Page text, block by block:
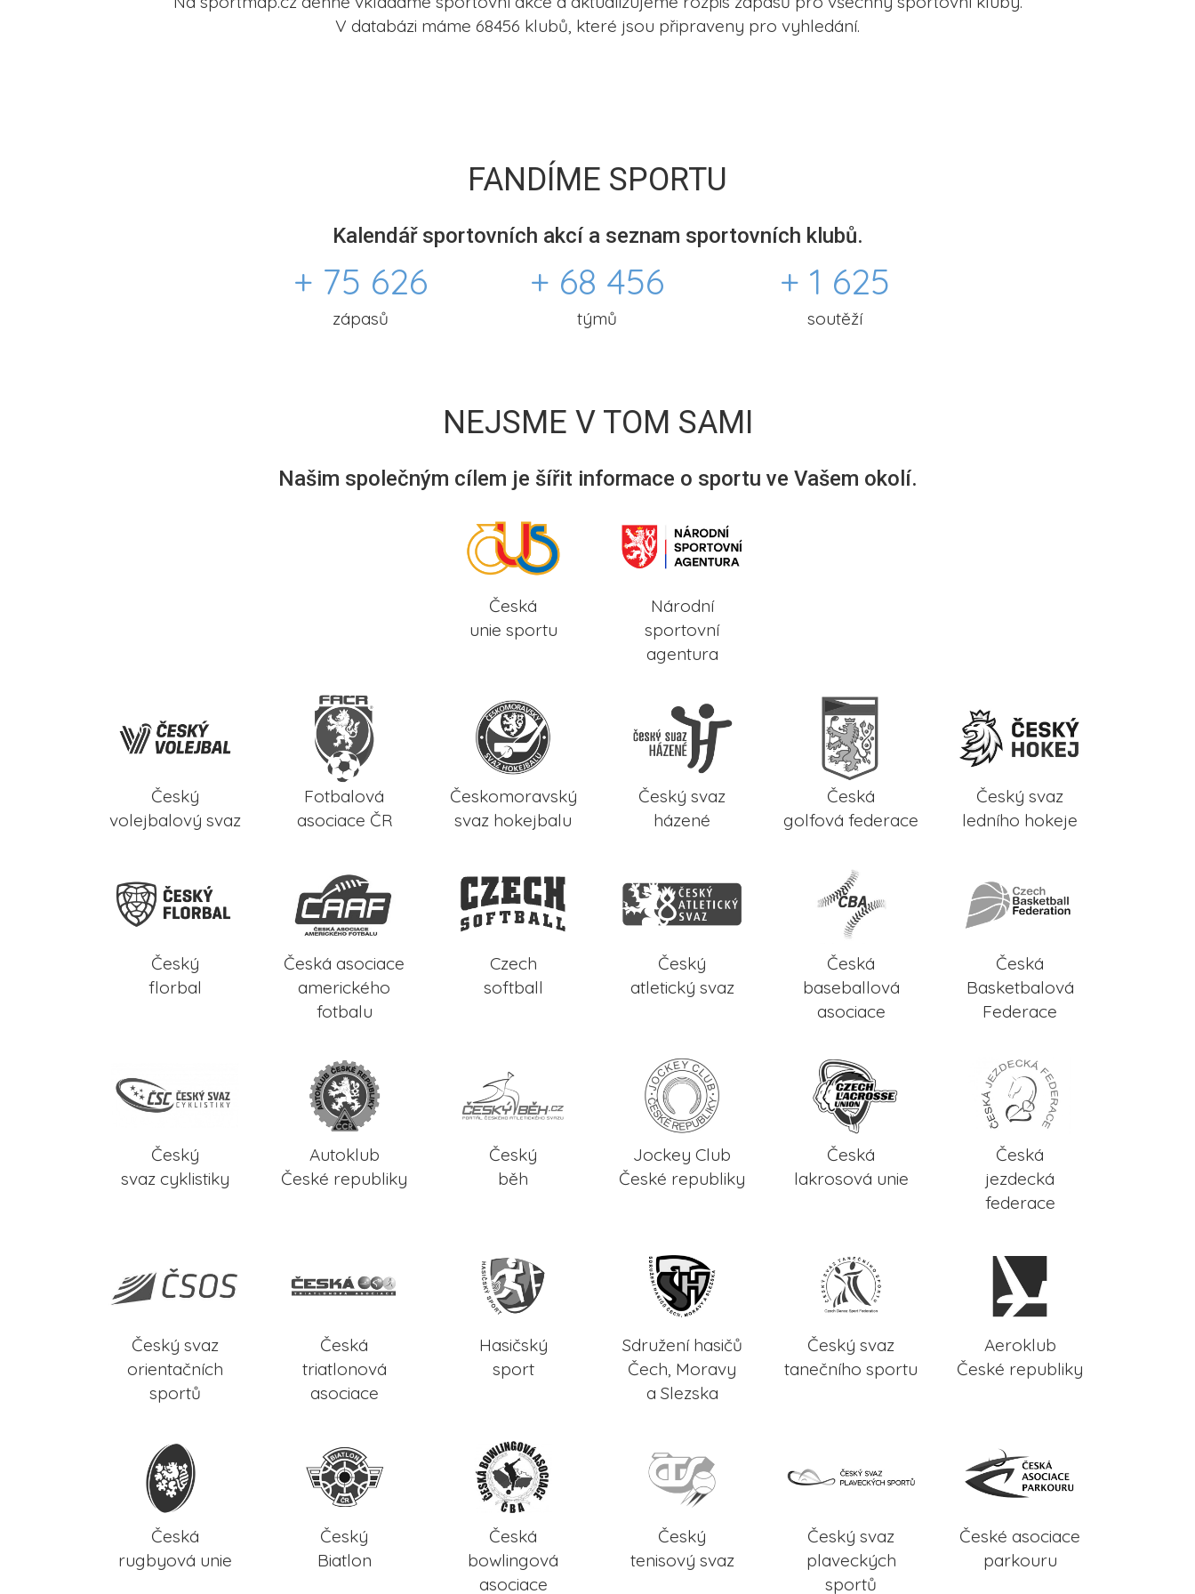
V databázi máme 68456 klubů, které jsou připraveny pro vyhledání.
FANDÍME SPORTU
Kalendář sportovních akcí a seznam sportovních klubů.
+ 75 626
zápasů
+ 68 456
týmů
+ 1 625
soutěží
NEJSME V TOM SAMI
Našim společným cílem je šířit informace o sportu ve Vašem okolí.
Česká
unie sportu
Národní
sportovní
agentura
Český
volejbalový svaz
Fotbalová
asociace ČR
Českomoravský
svaz hokejbalu
Český svaz
házené
Česká
golfová federace
Český svaz
ledního hokeje
Český
florbal
Česká asociace
amerického
fotbalu
Czech
softball
Český
atletický svaz
Česká
baseballová
asociace
Česká
Basketbalová
Federace
Český
svaz cyklistiky
Autoklub
České republiky
Český
běh
Jockey Club
České republiky
Česká
lakrosová unie
Česká
jezdecká
federace
Český svaz
orientačních
sportů
Česká
triatlonová
asociace
Hasičský
sport
Sdružení hasičů
Čech, Moravy
a Slezska
Český svaz
tanečního sportu
Aeroklub
České republiky
Česká
rugbyová unie
Český
Biatlon
Česká
bowlingová
asociace
Český
tenisový svaz
Český svaz
plaveckých
sportů
České asociace
parkouru